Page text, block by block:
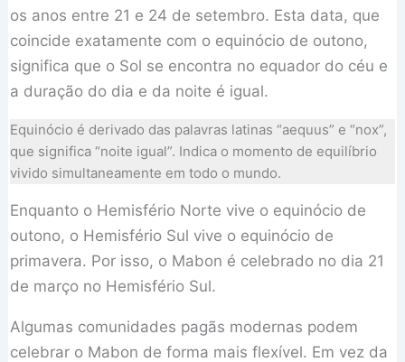
os anos entre 21 e 24 de setembro. Esta data, que
coincide exatamente com o equinócio de outono,
significa que o Sol se encontra no equador do céu e
a duração do dia e da noite é igual.
Equinócio é derivado das palavras latinas “aequus” e “nox”,
que significa “noite igual”. Indica o momento de equilíbrio
vivido simultaneamente em todo o mundo.
Enquanto o Hemisfério Norte vive o equinócio de
outono, o Hemisfério Sul vive o equinócio de
primavera. Por isso, o Mabon é celebrado no dia 21
de março no Hemisfério Sul.
Algumas comunidades pagãs modernas podem
celebrar o Mabon de forma mais flexível. Em vez da